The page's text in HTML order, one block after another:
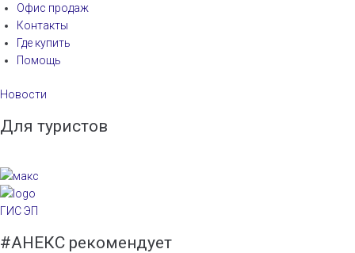
Офис продаж
Контакты
Где купить
Помощь
Новости
Для туристов
ГИС ЭП
#АНЕКС рекомендует